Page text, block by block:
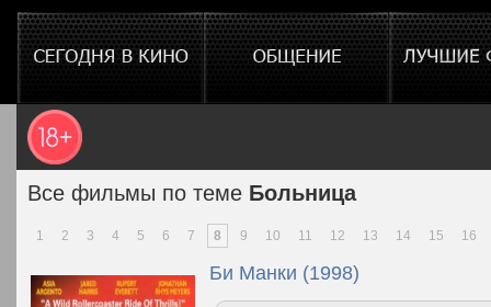
Все фильмы по теме Больница
1 2 3 4 5 6 7 8 9 10 11 12 13 14 15 16
Би Манки (1998)